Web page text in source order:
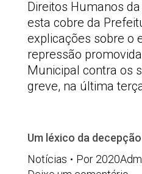
Direitos Humanos
esta cobre da
explicações sobre o
repressão
Municipal contra os
greve, na última
Um léxico da decepção
Notícias
Por